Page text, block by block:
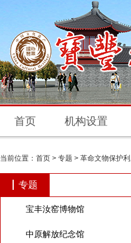
首页 机构设置
当前位置： 首页 > 专题 > 革命文物保护利
专题
宝丰汝窑博物馆
中原解放纪念馆